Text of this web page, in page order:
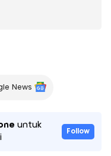
News
untuk
Follow